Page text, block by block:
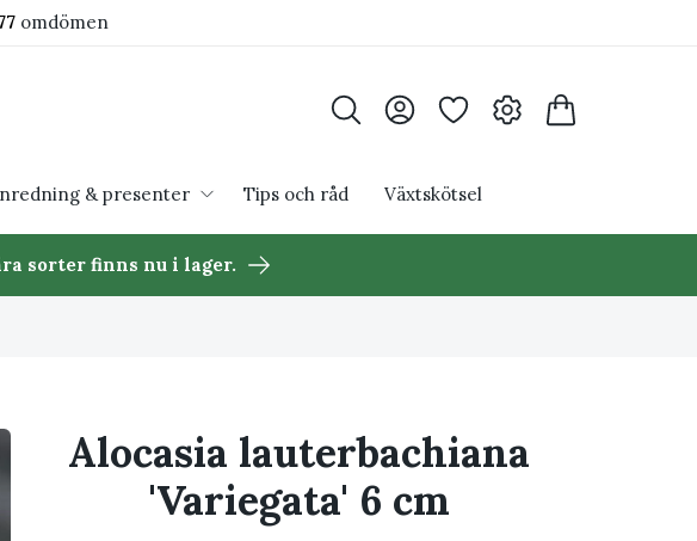
omdömen
& presenter Tips och råd Växtskötsel
sorter finns nu i lager.
Alocasia lauterbachiana
'Variegata' 6 cm